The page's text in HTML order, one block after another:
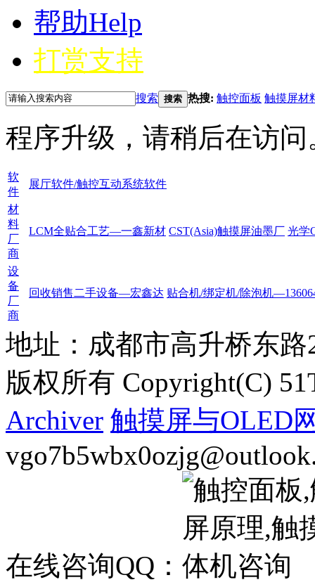
帮助Help
打赏支持
搜索 搜索 热搜: 触控面板 触摸屏材
程序升级，请稍后在访问
软
件
展厅软件/触控互动系统软件
材
料
厂
商
LCM全贴合工艺—一鑫新材 CST(Asia)触摸屏油墨厂 光学
设
备
厂
商
回收销售二手设备—宏鑫达 贴合机/绑定机/除泡机
地址：成都市高升桥东
版权所有 Copyright(C)
Archiver 触摸屏与OLED
在线咨询QQ：